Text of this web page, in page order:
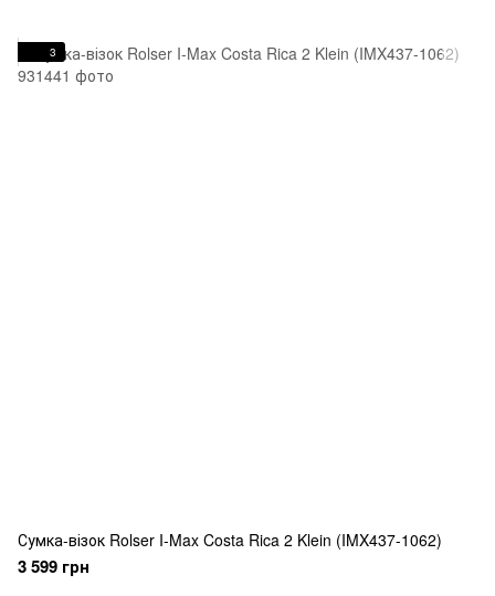
3
Сумка-візок Rolser I-Max Costa Rica 2 Klein (IMX437-1062)
3 599 грн